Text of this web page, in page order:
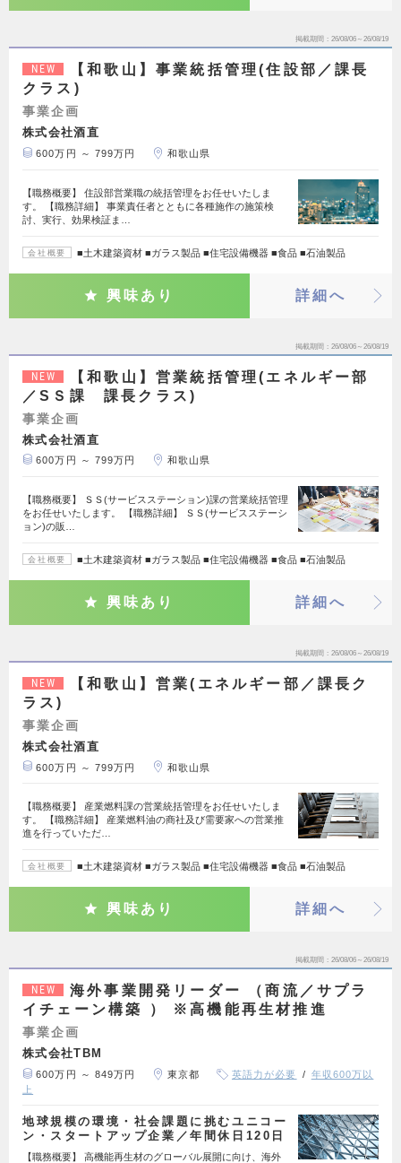
掲載期間 26/08/06～26/08/19
NEW
【和歌山】事業統括管理(住設部／課長
クラス)
事業企画
株式会社酒直
600万円 ～ 799万円 和歌山県
【職務概要】 住設部営業職の統括管理をお任せいたしま
す。 【職務詳細】 事業責任者とともに各種施作の施策検
討、実行、効果検証ま…
会社概要 ■土木建築資材 ■ガラス製品 ■住宅設備機器 ■食品 ■石油製品
興味あり 詳細へ
掲載期間 26/08/06～26/08/19
NEW
【和歌山】営業統括管理(エネルギー部
／SＳ課 課長クラス)
事業企画
株式会社酒直
600万円 ～ 799万円 和歌山県
【職務概要】 ＳＳ(サービスステーション)課の営業統括管理
をお任せいたします。 【職務詳細】 ＳＳ(サービスステーシ
ョン)の販…
会社概要 ■土木建築資材 ■ガラス製品 ■住宅設備機器 ■食品 ■石油製品
興味あり 詳細へ
掲載期間 26/08/06～26/08/19
NEW
【和歌山】営業(エネルギー部／課長ク
ラス)
事業企画
株式会社酒直
600万円 ～ 799万円 和歌山県
【職務概要】 産業燃料課の営業統括管理をお任せいたしま
す。 【職務詳細】 産業燃料油の商社及び需要家への営業推
進を行っていただ…
会社概要 ■土木建築資材 ■ガラス製品 ■住宅設備機器 ■食品 ■石油製品
興味あり 詳細へ
掲載期間 26/08/06～26/08/19
NEW
海外事業開発リーダー （商流／サプラ
イチェーン構築 ） ※高機能再生材推進
事業企画
株式会社TBM
600万円 ～ 849万円 東京都 英語力が必要
年収600万以
上
地球規模の環境・社会課題に挑むユニコー
ン・スタートアップ企業／年間休日120日
【職務概要】 高機能再生材のグローバル展開に向け、海外